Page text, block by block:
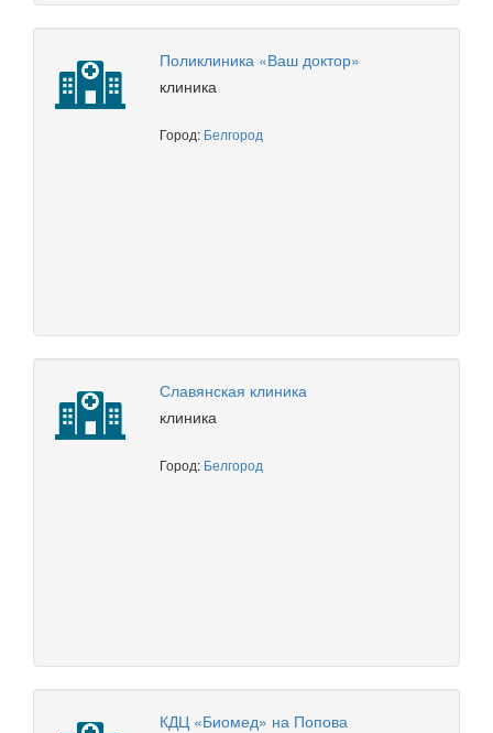
Поликлиника «Ваш доктор»
клиника
Город: Белгород
Славянская клиника
клиника
Город: Белгород
КДЦ «Биомед» на Попова